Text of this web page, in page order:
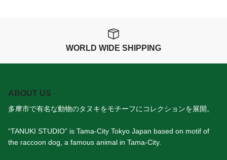
WORLD WIDE SHIPPING
ABOUT US
多摩市で有名な動物のタヌキをモチーフにコレクションを展開。
“TANUKI STUDIO” is Tama-City Tokyo Japan based on motif of
the raccoon dog, a famous animal in Tama-City.